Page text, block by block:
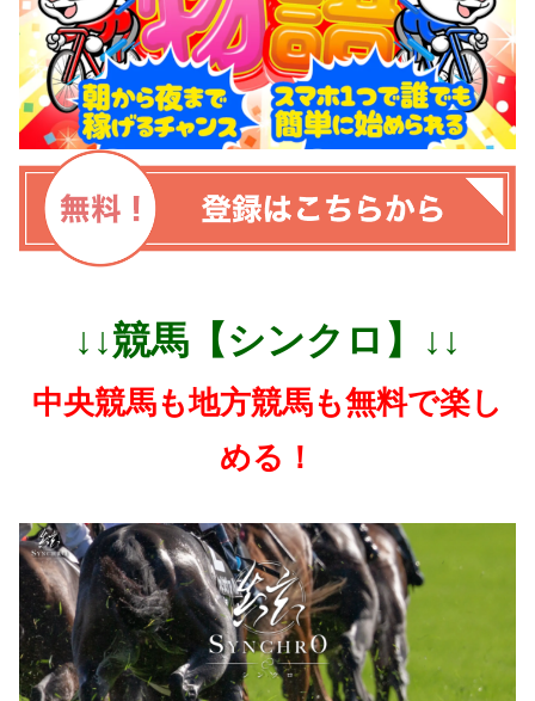
↓↓競馬【シンクロ】↓↓
中央競馬も地方競馬も無料で楽し
める！